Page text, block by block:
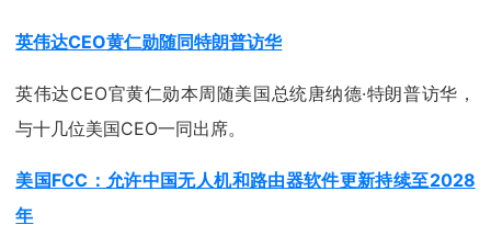
英伟达CEO黄仁勋随同特朗普访华
英伟达CEO官黄仁勋本周随美国总统唐纳德·特朗普访华，
与十几位美国CEO一同出席。
美国FCC：允许中国无人机和路由器软件更新持续至2028
年